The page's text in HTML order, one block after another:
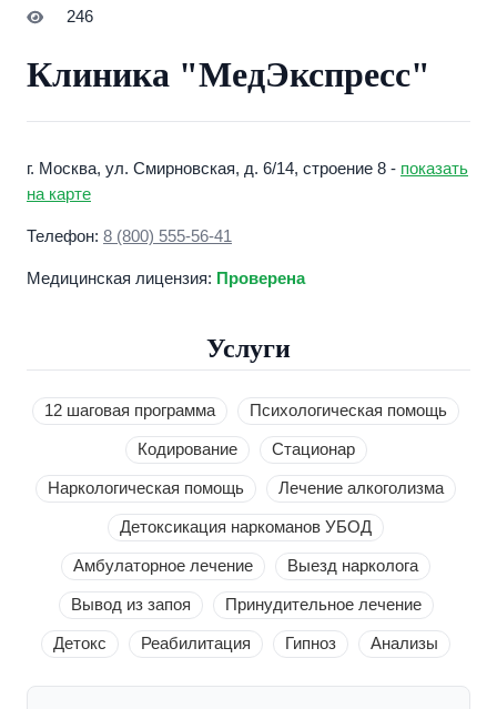
246
Клиника "МедЭкспресс"
г. Москва, ул. Смирновская, д. 6/14, строение 8 - показать
на карте
Телефон: 8 (800) 555-56-41
Медицинская лицензия: Проверена
Услуги
12 шаговая программа Психологическая помощь
Кодирование Стационар
Наркологическая помощь Лечение алкоголизма
Детоксикация наркоманов УБОД
Амбулаторное лечение Выезд нарколога
Вывод из запоя Принудительное лечение
Детокс Реабилитация Гипноз Анализы